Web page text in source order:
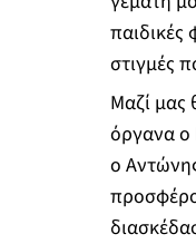
στιγμές
Μαζί μας
όργανα ο
ο